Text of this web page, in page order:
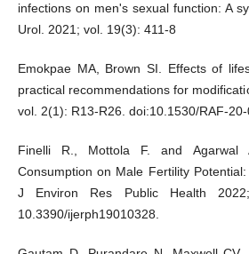
infections on men's sexual function: A
Urol. 2021; vol. 19(3): 411-8
Emokpae MA, Brown SI. Effects of
practical recommendations for
vol. 2(1): R13-R26. doi:10.1530/RAF-
Finelli R., Mottola F. and Agarwal
Consumption on Male Fertility
J Environ Res Public Health
10.3390/ijerph19010328.